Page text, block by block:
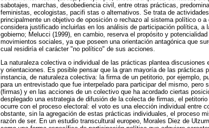
sabotajes, marchas, desobediencia civil, entre otras prácticas,
feministas, ecologistas, pacifi stas o alternativos. Se trata de
principalmente un objetivo de oposición o rechazo al sistema político o
considera justificado incluirlas en los análisis de participación política, a
gobierno; Melucci (1999), en cambio, reserva el propósito y
movimientos sociales, ya que poseen una orientación antagónica que
cual residiría el carácter "no político" de sus acciones.
La naturaleza colectiva o individual de las prácticas plantea
y orientaciones. Es posible pensar que la gran mayoría de las prácticas
instancia, de naturaleza colectiva: la firma de un petitorio, por ejemplo,
para un entrevistado que fue interpelado para participar del mismo,
(firmas) y en las acciones de un colectivo que ha acordado ciertas
desplegado una estrategia de difusión de la colecta de firmas, el
ocurre con el proceso electoral: el voto es una elección individual entre
obstante, sin la agregación de estas prácticas individuales, el proceso
razón de ser. En un estudio transcultural europeo, Morales Diez de